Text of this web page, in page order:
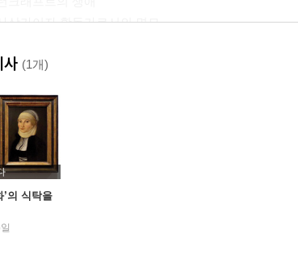
상가이자 활동가로서의 면모
한계와 《여성의 권리 옹호》
들에 맞선 계몽사상가 울스턴크래프트
이 ‘정치적인’ 것
료들
사 (1개)
’의 식탁을